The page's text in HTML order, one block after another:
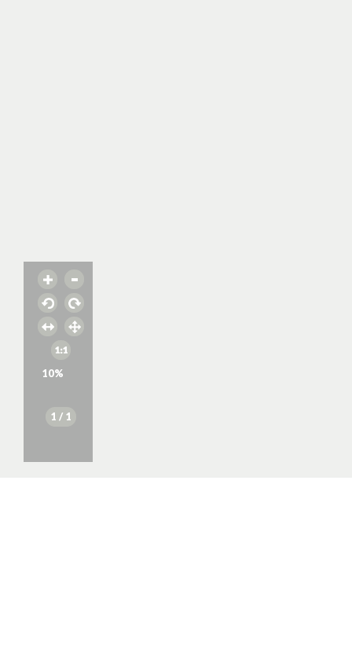
10%
1 / 1